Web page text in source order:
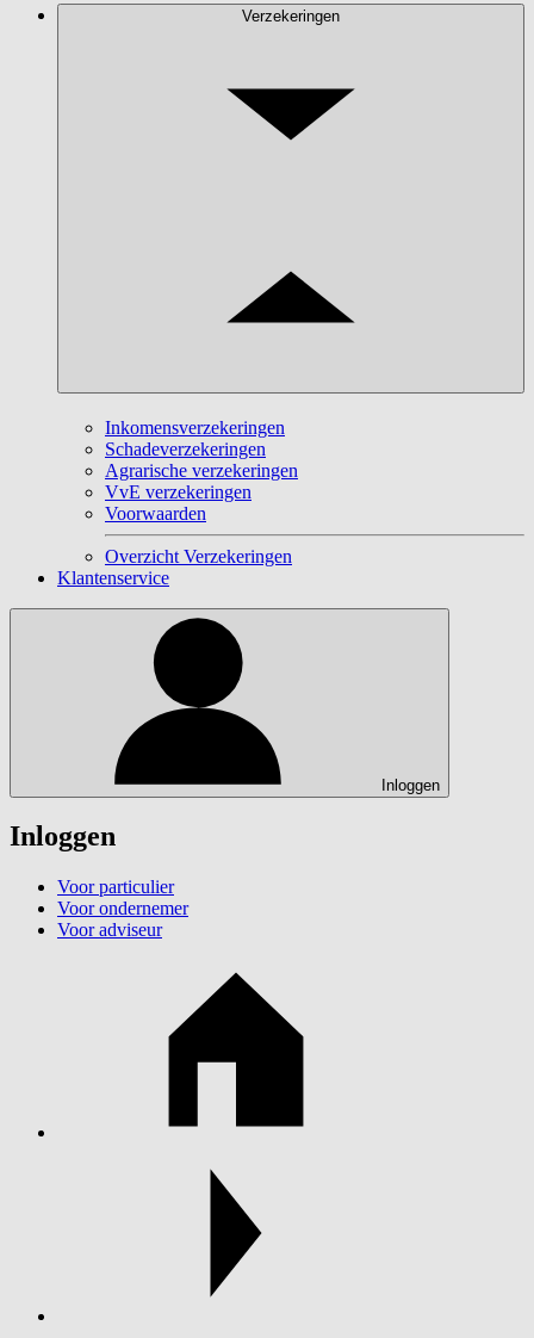
Verzekeringen
Inkomensverzekeringen
Schadeverzekeringen
Agrarische verzekeringen
VvE verzekeringen
Voorwaarden
Overzicht Verzekeringen
Klantenservice
Inloggen
Inloggen
Voor particulier
Voor ondernemer
Voor adviseur